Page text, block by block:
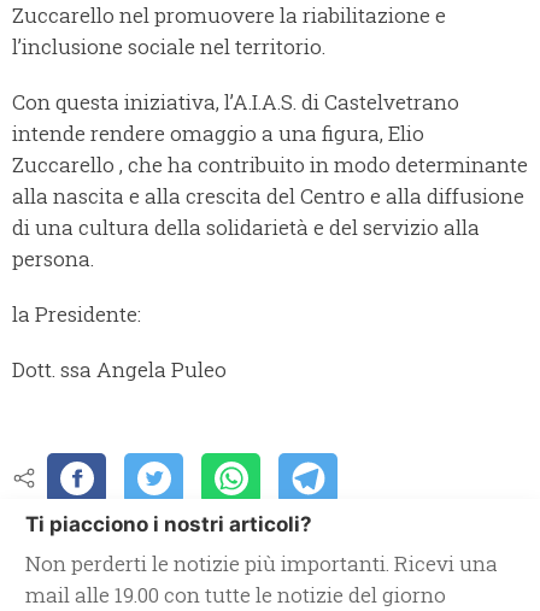
Zuccarello nel promuovere la riabilitazione e
l’inclusione sociale nel territorio.
Con questa iniziativa, l’A.I.A.S. di Castelvetrano
intende rendere omaggio a una figura, Elio
Zuccarello , che ha contribuito in modo determinante
alla nascita e alla crescita del Centro e alla diffusione
di una cultura della solidarietà e del servizio alla
persona.
la Presidente:
Dott. ssa Angela Puleo
Ti piacciono i nostri articoli?
Non perderti le notizie più importanti. Ricevi una
mail alle 19.00 con tutte le notizie del giorno